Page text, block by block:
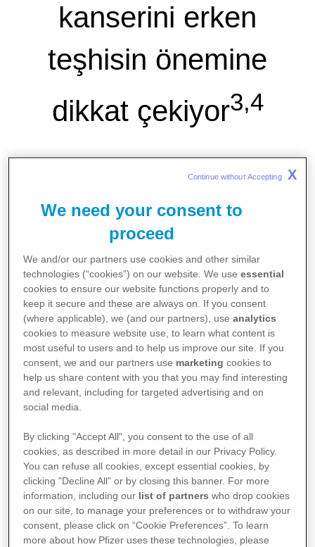
kanserini erken
teşhisin önemine
dikkat çekiyor3,4
Toplumun meme kanseri ile
mücadelede kalıtımsal BRCA1 ve
BRCA2 genleri hakkında bilgiye ve
farkındalığa sahip olması, kanserde
erken tanının yolunu açıyor
BRCA1 ve BRCA2 genleri meme
kanserine genetik yatkınlığı
belirleyen ve en yaygın kalıtımsal
meme kanseri nedeni olan
genlerdir.
We need your consent to
proceed
We and/or our partners use cookies and other similar
technologies (“cookies”) on our website. We useessential
cookies to ensure our website functions properly and to
keep it secure and these are always on. If you consent
(where applicable), we (and our partners), useanalytics
cookies to measure website use, to learn what content is
most useful to users and to help us improve our site. If you
consent, we and our partners use marketing cookies to
help us share content with you that you may find interesting
and relevant, including for targeted advertising and on
social media.
By clicking "Accept All", you consent to the use of all
cookies, as described in more detail in our Privacy Policy.
You can refuse all cookies, except essential cookies, by
clicking "Decline All" or by closing this banner. For more
information, including our list of partners who drop cookies
on our site, to manage your preferences or to withdraw your
consent, please click on “Cookie Preferences”. To learn
more about how Pfizer uses these technologies, please
Continue without Accepting X